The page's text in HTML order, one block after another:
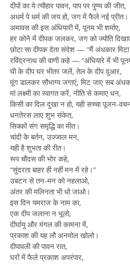
दीपों का ये त्यौहार पावन, पाप पर पुण्य की जीत,
अधर्म पे धर्म की जय हो, जग में फैले नई प्रीत।
अमावस की इस अंधियारी में, पूनम भी शर्माए,
हर कोने में दीपक जलकर, जग को ज्योति
छोटा सा दीपक देता संदेश — “मैं अंधकार मिटा
रविंद्रनाथ की वाणी कहे — “अंधियारे में भी
घी के दीप घर भीतर जलें, तेल के दीप दुआर,
मूंग डालकर सौभाग्य जगाएं, मिट जाए सब
मां लक्ष्मी का स्वागत करें, नीति से कमाए धन,
किसी का दिल दुखा न हो, यही सच्चा पूजन-
धनतेरस लाए शुभ संकेत,
सिक्कों संग समृद्धि का मीत।
चांदी के बर्तन, उज्ज्वल मन,
यही है शुभता की रीत।
रूप चौदस की भोर कहे,
“सुंदरता बाहर ही नहीं मन में रहे।”
उबटन से तन-मन को नहलाओ,
अंतर की मलिनता भी धो जाओ।
इस दिन यमराज के नाम का,
एक दीप जलाना न भूलो,
दीर्घायु और मंगल की कामना में,
प्रकाश की यह लौ अनमोल खोलो।
दीपावली की पावन रात,
घरों में फैले प्रकाश अपरंपार,